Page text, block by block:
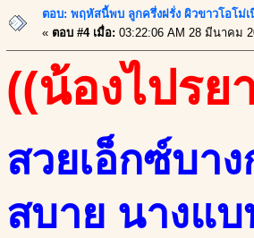
ตอบ: พฤหัสนี้พบ ลูกครึ่งฝรั่ง ผิวขาวโอโม่
« ตอบ #4 เมื่อ: 03:22:06 AM 28 มีนาคม
((น้องไปรย
สวยเอ็กซ์บา
สบาย นางแ